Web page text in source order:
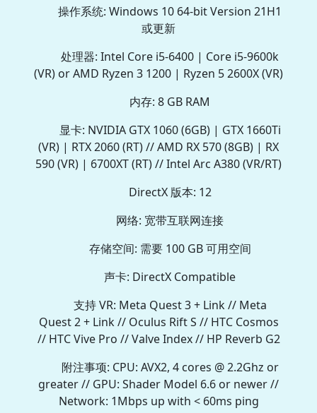
操作系统: Windows 10 64-bit Version 21H1
或更新
处理器: Intel Core i5-6400 | Core i5-9600k
(VR) or AMD Ryzen 3 1200 | Ryzen 5 2600X (VR)
内存: 8 GB RAM
显卡: NVIDIA GTX 1060 (6GB) | GTX 1660Ti
(VR) | RTX 2060 (RT) // AMD RX 570 (8GB) | RX
590 (VR) | 6700XT (RT) // Intel Arc A380 (VR/RT)
DirectX 版本: 12
网络: 宽带互联网连接
存储空间: 需要 100 GB 可用空间
声卡: DirectX Compatible
支持 VR: Meta Quest 3 + Link // Meta
Quest 2 + Link // Oculus Rift S // HTC Cosmos
// HTC Vive Pro // Valve Index // HP Reverb G2
附注事项: CPU: AVX2, 4 cores @ 2.2Ghz or
greater // GPU: Shader Model 6.6 or newer //
Network: 1Mbps up with < 60ms ping